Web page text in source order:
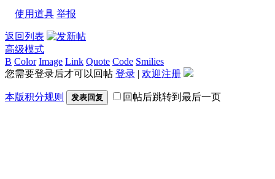
使用道具 举报
返回列表
高级模式
B Color Image Link Quote Code Smilies
您需要登录后才可以回帖 登录 | 欢迎注册
本版积分规则 发表回复 回帖后跳转到最后一页